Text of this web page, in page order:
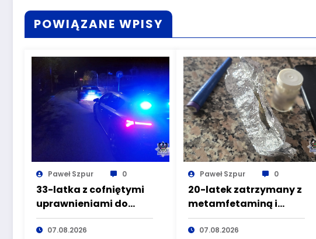
POWIĄZANE WPISY
Paweł Szpur 0
33-latka z cofniętymi
uprawnieniami do
kierowania pojazdami
wyeliminowana z
07.08.2026
Paweł Szpur 0
20-latek zatrzymany z
metamfetaminą i
marihuaną przez
głuszyckich
07.08.2026